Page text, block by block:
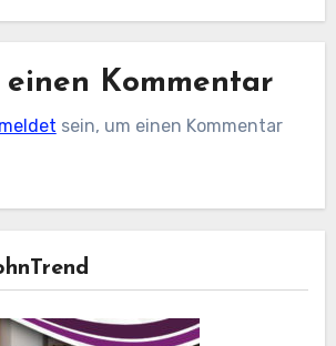
einen Kommentar
sein, um einen Kommentar